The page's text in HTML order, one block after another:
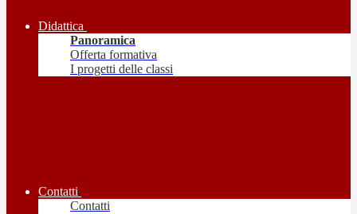
Didattica
Panoramica
Offerta formativa
I progetti delle classi
Contatti
Contatti